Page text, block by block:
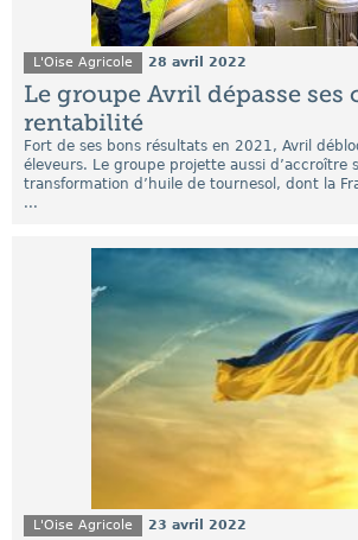
L'Oise Agricole 28 avril 2022
Le groupe Avril dépasse ses
rentabilité
Fort de ses bons résultats en 2021, Avril
éleveurs. Le groupe projette aussi d’accroître
transformation d’huile de tournesol, dont la
...
L'Oise Agricole 23 avril 2022